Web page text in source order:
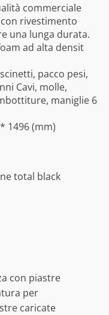
commerciale
rivestimento
una lunga durata.
ad alta densit
pacco pesi,
Cavi, molle,
maniglie 6
1496 (mm)
total black
con piastre
per
caricate